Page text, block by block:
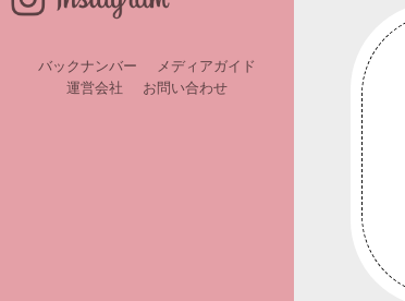
バックナンバー
メディアガイド
運営会社
お問い合わせ